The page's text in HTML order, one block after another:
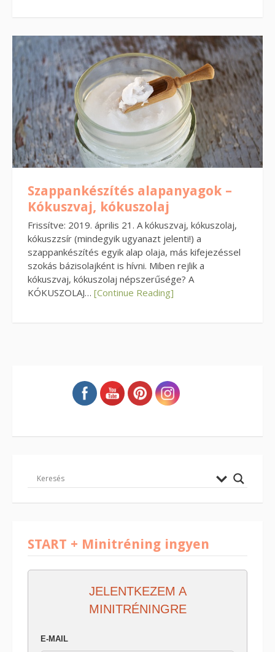
Szappankészítés alapanyagok –
Kókuszvaj, kókuszolaj
Frissítve: 2019. április 21. A kókuszvaj, kókuszolaj,
kókuszzsír (mindegyik ugyanazt jelenti!) a
szappankészítés egyik alap olaja, más kifejezéssel
szokás bázisolajként is hívni. Miben rejlik a
kókuszvaj, kókuszolaj népszerűsége? A
KÓKUSZOLAJ… [Continue Reading]
START + Minitréning ingyen
JELENTKEZEM A
MINITRÉNINGRE
E-MAIL